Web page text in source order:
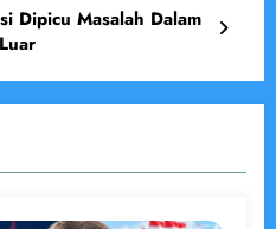
Dipicu Masalah Dalam